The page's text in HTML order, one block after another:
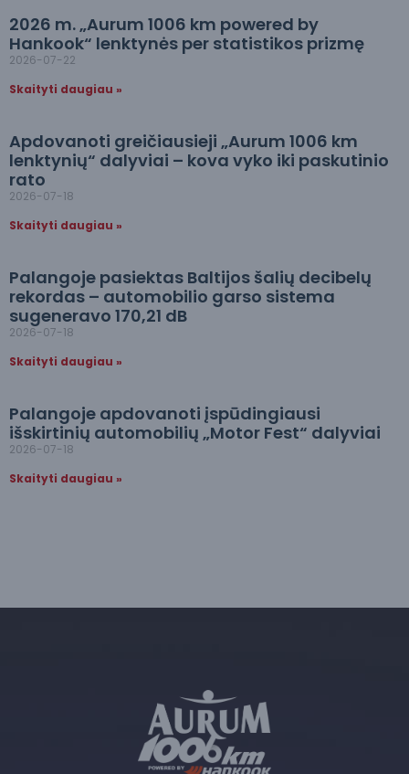
2026 m. „Aurum 1006 km powered by
Hankook“ lenktynės per statistikos prizmę
2026-07-22
Skaityti daugiau »
Apdovanoti greičiausieji „Aurum 1006 km
lenktynių“ dalyviai – kova vyko iki paskutinio
rato
2026-07-18
Skaityti daugiau »
Palangoje pasiektas Baltijos šalių decibelų
rekordas – automobilio garso sistema
sugeneravo 170,21 dB
2026-07-18
Skaityti daugiau »
Palangoje apdovanoti įspūdingiausi
išskirtinių automobilių „Motor Fest“ dalyviai
2026-07-18
Skaityti daugiau »